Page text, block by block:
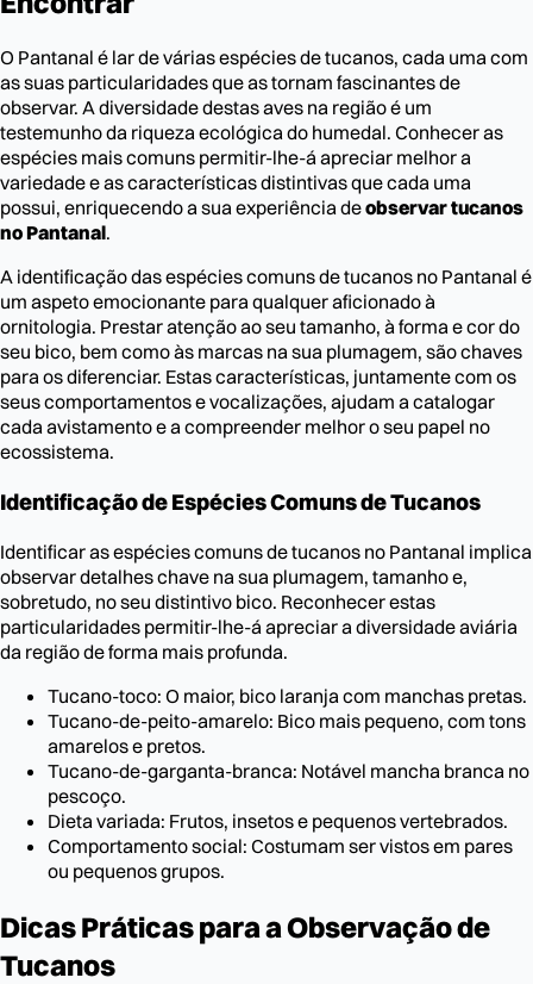
O Pantanal é lar de várias espécies de tucanos, cada uma com
as suas particularidades que as tornam fascinantes de
observar. A diversidade destas aves na região é um
testemunho da riqueza ecológica do humedal. Conhecer as
espécies mais comuns permitir-lhe-á apreciar melhor a
variedade e as características distintivas que cada uma
possui, enriquecendo a sua experiência deobservar tucanos
no Pantanal.
A identificação das espécies comuns de tucanos no Pantanal é
um aspeto emocionante para qualquer aficionado à
ornitologia. Prestar atenção ao seu tamanho, à forma e cor do
seu bico, bem como às marcas na sua plumagem, são chaves
para os diferenciar. Estas características, juntamente com os
seus comportamentos e vocalizações, ajudam a catalogar
cada avistamento e a compreender melhor o seu papel no
ecossistema.
Identificação de Espécies Comuns de Tucanos
Identificar as espécies comuns de tucanos no Pantanal implica
observar detalhes chave na sua plumagem, tamanho e,
sobretudo, no seu distintivo bico. Reconhecer estas
particularidades permitir-lhe-á apreciar a diversidade aviária
da região de forma mais profunda.
Tucano-toco: O maior, bico laranja com manchas pretas.
Tucano-de-peito-amarelo: Bico mais pequeno, com tons
amarelos e pretos.
Tucano-de-garganta-branca: Notável mancha branca no
pescoço.
Dieta variada: Frutos, insetos e pequenos vertebrados.
Comportamento social: Costumam ser vistos em pares
ou pequenos grupos.
Dicas Práticas para a Observação de
Tucanos